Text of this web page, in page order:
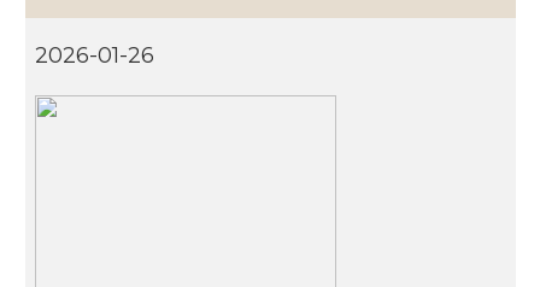
2026-01-26